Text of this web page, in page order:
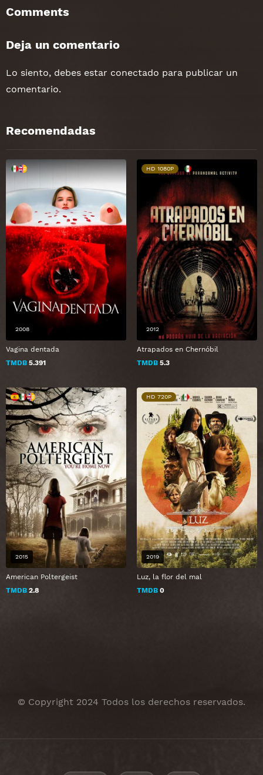
Comments
Deja un comentario
Lo siento, debes estar conectado para publicar un
comentario.
Recomendadas
Vagina dentada
TMDB 5.391
2008
Atrapados en Chernóbil
TMDB 5.3
HD 1080P
2012
American Poltergeist
TMDB 2.8
2015
Luz, la flor del mal
TMDB 0
HD 720P
2019
© Copyright 2024 Todos los derechos reservados.